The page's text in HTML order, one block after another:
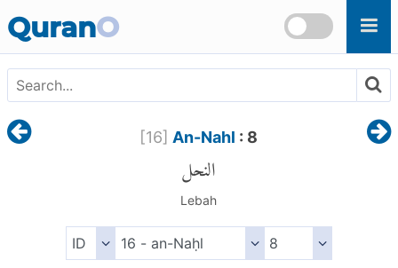
QuranO
[16] An-Nahl : 8
النحل
Lebah